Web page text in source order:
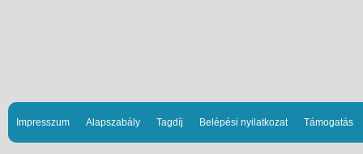
Impresszum Alapszabály Tagdíj Belépési nyilatkozat Támogatás